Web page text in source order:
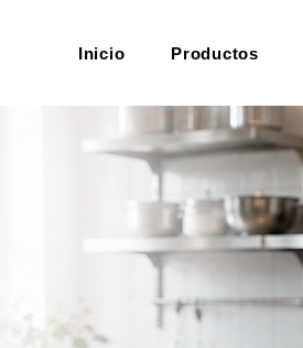
Inicio Productos